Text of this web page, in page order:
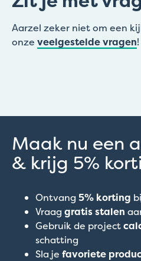
Aarzel zeker niet om een
onze veelgestelde vragen!
Maak nu een
& krijg 5%
Ontvang 5% korting
Vraag gratis stalen
Gebruik de project
schatting
Sla je favoriete